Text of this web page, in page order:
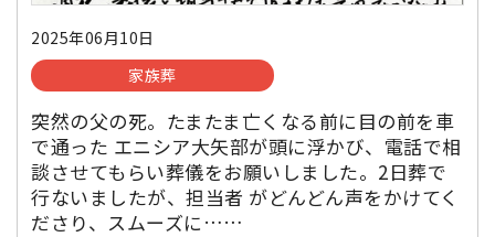
2025年06月10日
家族葬
突然の父の死。たまたま亡くなる前に目の前を車
で通った エニシア大矢部が頭に浮かび、電話で相
談させてもらい葬儀をお願いしました。2日葬で
行ないましたが、担当者 がどんどん声をかけてく
ださり、スムーズに……